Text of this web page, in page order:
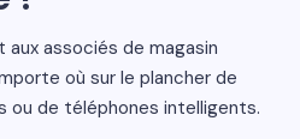
aux associés de magasin
où sur le plancher de
de téléphones intelligents.